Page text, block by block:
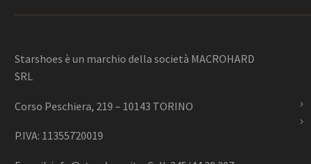
Starshoes è un marchio della società MACROHARD
SRL
Corso Peschiera, 219 – 10143 TORINO
P.IVA: 11355720019